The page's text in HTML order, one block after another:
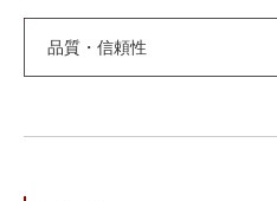
品質・信頼性